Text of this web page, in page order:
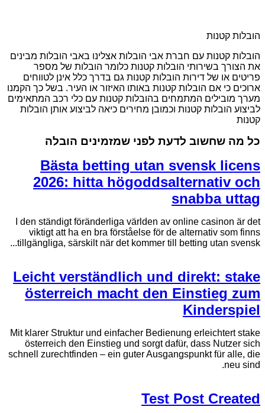
הובלות קטנות
הובלות קטנות עם חברת אבי הובלות אצלינו באבי הובלות מבינים
את הצורך בשירותי הובלות קטנות כלומר הובלות של מספר
פריטים או של דירות הובלות קטנות גם בדרך כלל אינן לטווחים
ארוכים כי אם הובלות קטנות באותו האיזור או העיר. בשל כך הקמנו
מערך מובילים המתמחים בהובלות קטנות עם כלי רכב המתאימים
לביצוע הובלות קטנות וכמובן מחירים כיאה לביצוע אותן הובלות
קטנות
כל מה שחשוב לדעת לפני שמזמינים הובלה
Bästa betting utan svensk licens
2026: hitta högoddsalternativ och
snabba uttag
I den ständigt föränderliga världen av online casinon är det
viktigt att ha en bra förståelse för de alternativ som finns
tillgängliga, särskilt när det kommer till betting utan svensk...
Leicht verständlich und direkt: stake
österreich macht den Einstieg zum
Kinderspiel
Mit klarer Struktur und einfacher Bedienung erleichtert stake
österreich den Einstieg und sorgt dafür, dass Nutzer sich
schnell zurechtfinden – ein guter Ausgangspunkt für alle, die
neu sind.
Test Post Created